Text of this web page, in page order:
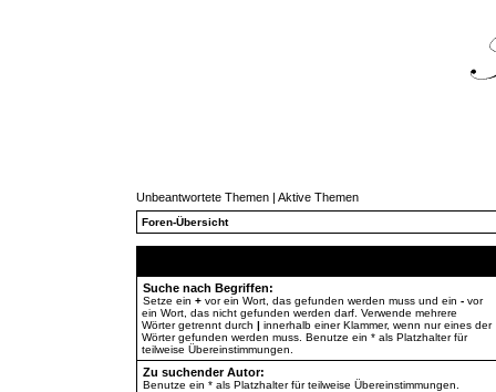
Unbeantwortete Themen| Aktive Themen
Foren-Übersicht
Suche nach Begriffen:
Setze ein +vor ein Wort, das gefunden werden muss und ein -vor
ein Wort, das nicht gefunden werden darf. Verwende mehrere
Wörter getrennt durch | innerhalb einer Klammer, wenn nur eines der
Wörter gefunden werden muss. Benutze ein * als Platzhalter für
teilweise Übereinstimmungen.
Zu suchender Autor:
Benutze ein * als Platzhalter für teilweise Übereinstimmungen.